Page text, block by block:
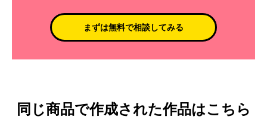
まずは無料で相談してみる
同じ商品で作成された作品はこちら